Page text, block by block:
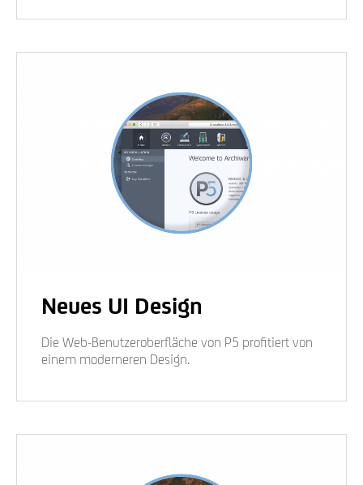
Neues UI Design
Die Web-Benutzeroberfläche von P5 profitiert von
einem moderneren Design.